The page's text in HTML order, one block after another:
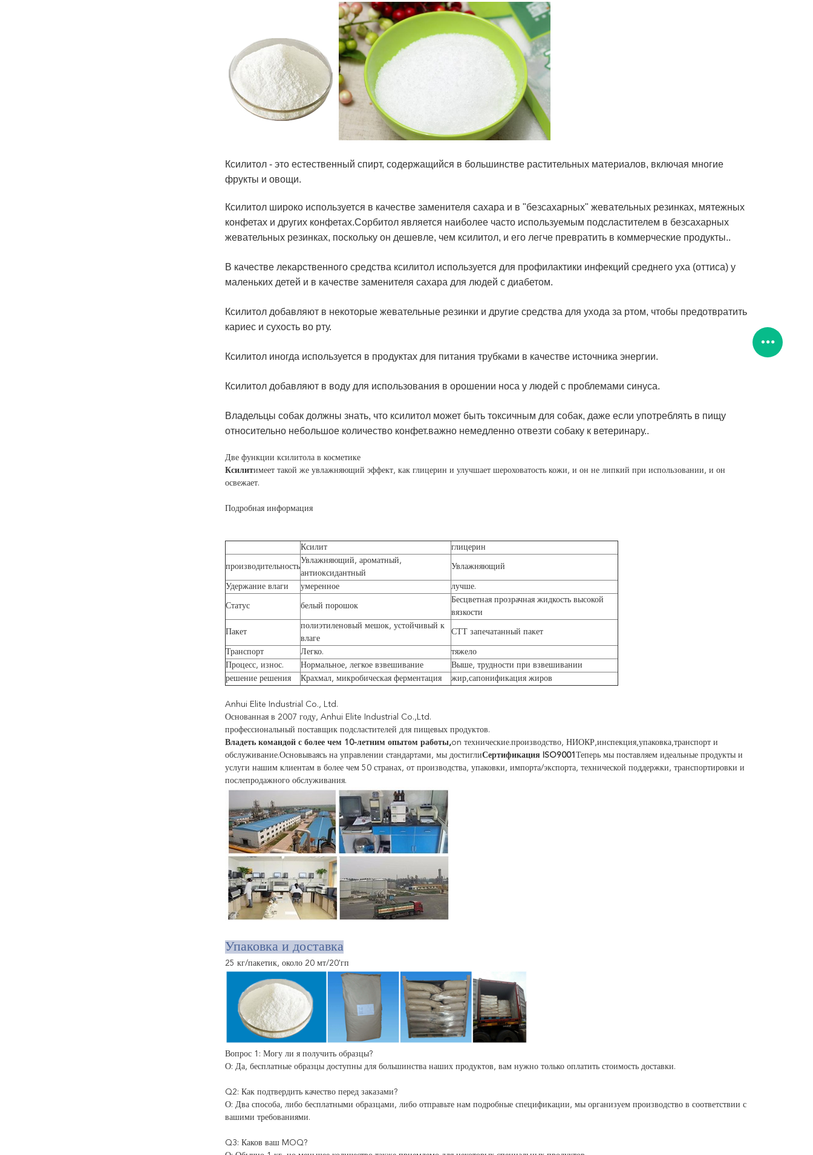
Ксилитол - это естественный спирт, содержащийся в большинстве растительных материалов, включая многие
фрукты и овощи.
Ксилитол широко используется в качестве заменителя сахара и в "безсахарных" жевательных резинках, мятежных
конфетах и других конфетах.Сорбитол является наиболее часто используемым подсластителем в безсахарных
жевательных резинках, поскольку он дешевле, чем ксилитол, и его легче превратить в коммерческие продукты..
В качестве лекарственного средства ксилитол используется для профилактики инфекций среднего уха (оттиса) у
маленьких детей и в качестве заменителя сахара для людей с диабетом.
Ксилитол добавляют в некоторые жевательные резинки и другие средства для ухода за ртом, чтобы предотвратить
кариес и сухость во рту.
Ксилитол иногда используется в продуктах для питания трубками в качестве источника энергии.
Ксилитол добавляют в воду для использования в орошении носа у людей с проблемами синуса.
Владельцы собак должны знать, что ксилитол может быть токсичным для собак, даже если употреблять в пищу
относительно небольшое количество конфет.важно немедленно отвезти собаку к ветеринару..
Две функции ксилитола в косметике
Ксилитимеет такой же увлажняющий эффект, как глицерин и улучшает шероховатость кожи, и он не липкий при использовании, и он
освежает.
Подробная информация
Ксилит глицерин
производительность
Увлажняющий, ароматный,
антиоксидантный
Увлажняющий
Удержание влаги умеренное лучше.
Статус белый порошок
Бесцветная прозрачная жидкость высокой
вязкости
Пакет
полиэтиленовый мешок, устойчивый к
влаге
СТТ запечатанный пакет
Транспорт Легко.
тяжело
Процесс, износ.
Нормальное, легкое взвешивание
Выше, трудности при взвешивании
решение решения
Крахмал, микробическая ферментация жир,сапонификация жиров
Anhui Elite Industrial Co., Ltd.
Основанная в 2007 году, Anhui Elite Industrial Co.,Ltd.
профессиональный поставщик подсластителей для пищевых продуктов.
Владеть командой с более чем 10-летним опытом работы,on технические.производство, НИОКР,инспекция,упаковка,транспорт и
обслуживание.Основываясь на управлении стандартами, мы достиглиСертификация ISO9001 Теперь мы поставляем идеальные продукты и
услуги нашим клиентам в более чем 50 странах, от производства, упаковки, импорта/экспорта, технической поддержки, транспортировки и
послепродажного обслуживания.
Упаковка и доставка
25 кг/пакетик, около 20 мт/20'гп
Вопрос 1: Могу ли я получить образцы?
О: Да, бесплатные образцы доступны для большинства наших продуктов, вам нужно только оплатить стоимость доставки.
Q2: Как подтвердить качество перед заказами?
О: Два способа, либо бесплатными образцами, либо отправьте нам подробные спецификации, мы организуем производство в соответствии с
вашими требованиями.
Q3: Каков ваш MOQ?